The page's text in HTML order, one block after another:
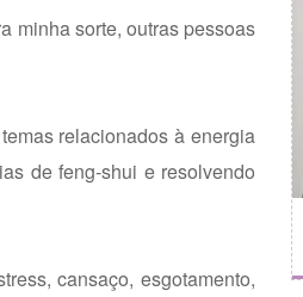
minha sorte, outras pessoas
relacionados à energia
de feng-shui e resolvendo
cansaço, esgotamento,